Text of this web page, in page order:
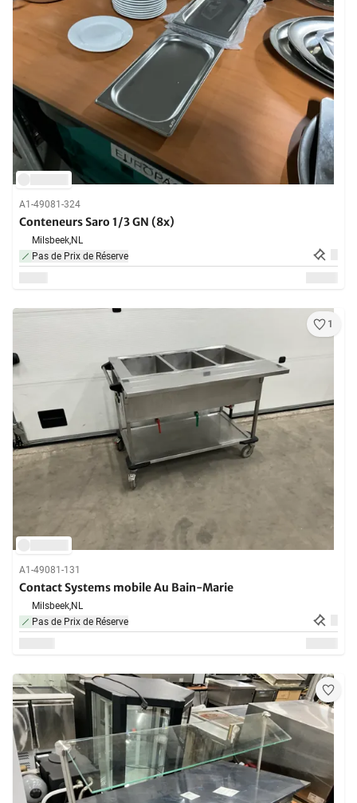
A1-49081-324
Conteneurs Saro 1/3 GN (8x)
Milsbeek,NL
Pas de Prix de Réserve
1
A1-49081-131
Contact Systems mobile Au Bain-Marie
Milsbeek,NL
Pas de Prix de Réserve